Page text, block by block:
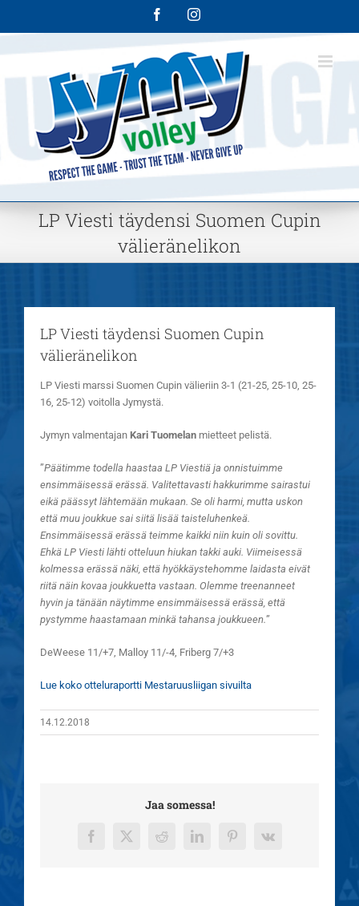
FacebookInstagram
LP Viesti täydensi Suomen Cupin
välieränelikon
LP Viesti täydensi Suomen Cupin
välieränelikon
LP Viesti marssi Suomen Cupin välieriin 3-1 (21-25, 25-10, 25-
16, 25-12) voitolla Jymystä.
Jymyn valmentajan Kari Tuomelan mietteet pelistä.
”Päätimme todella haastaa LP Viestiä ja onnistuimme
ensimmäisessä erässä. Valitettavasti hakkurimme sairastui
eikä päässyt lähtemään mukaan. Se oli harmi, mutta uskon
että muu joukkue sai siitä lisää taisteluhenkeä.
Ensimmäisessä erässä teimme kaikki niin kuin oli sovittu.
Ehkä LP Viesti lähti otteluun hiukan takki auki. Viimeisessä
kolmessa erässä näki, että hyökkäystehomme laidasta eivät
riitä näin kovaa joukkuetta vastaan. Olemme treenanneet
hyvin ja tänään näytimme ensimmäisessä erässä, että
pystymme haastamaan minkä tahansa joukkueen.”
DeWeese 11/+7, Malloy 11/-4, Friberg 7/+3
Lue koko otteluraportti Mestaruusliigan sivuilta
14.12.2018
Jaa somessa!
Facebook
X RedditLinkedInPinterest
Vk